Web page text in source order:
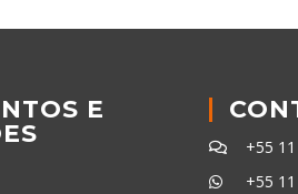
E
+55
+55